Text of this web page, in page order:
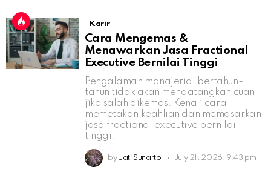
Karir
Cara Mengemas &
Menawarkan Jasa Fractional
Executive Bernilai Tinggi
Pengalaman manajerial bertahun-
tahun tidak akan mendatangkan cuan
jika salah dikemas. Kenali cara
memetakan keahlian dan memasarkan
jasa fractional executive bernilai
tinggi.
by Jati Sunarto July 21, 2026, 9:43 pm